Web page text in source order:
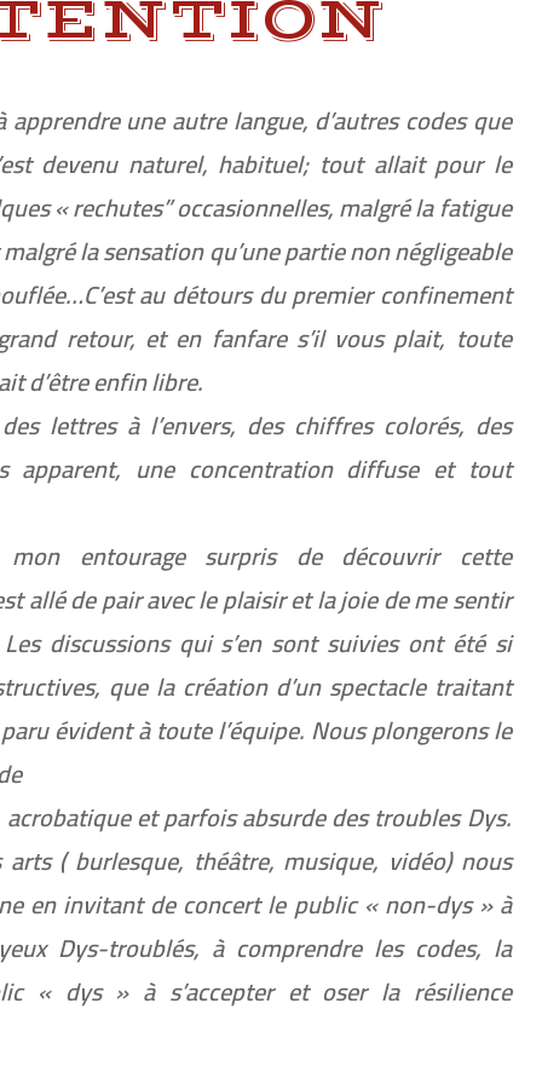
apprendre une autre langue, d’autres codes que
devenu naturel, habituel; tout allait pour le
« rechutes” occasionnelles, malgré la fatigue
la sensation qu’une partie non négligeable
au détours du premier confinement
retour, et en fanfare s’il vous plait, toute
d’être enfin libre.
lettres à l’envers, des chiffres colorés, des
apparent, une concentration diffuse et tout
mon entourage surpris de découvrir cette
allé de pair avec le plaisir et la joie de me sentir
discussions qui s’en sont suivies ont été si
que la création d’un spectacle traitant
évident à toute l’équipe. Nous plongerons le
et parfois absurde des troubles Dys.
( burlesque, théâtre, musique, vidéo) nous
en invitant de concert le public « non-dys » à
Dys-troublés, à comprendre les codes, la
« dys » à s’accepter et oser la résilience